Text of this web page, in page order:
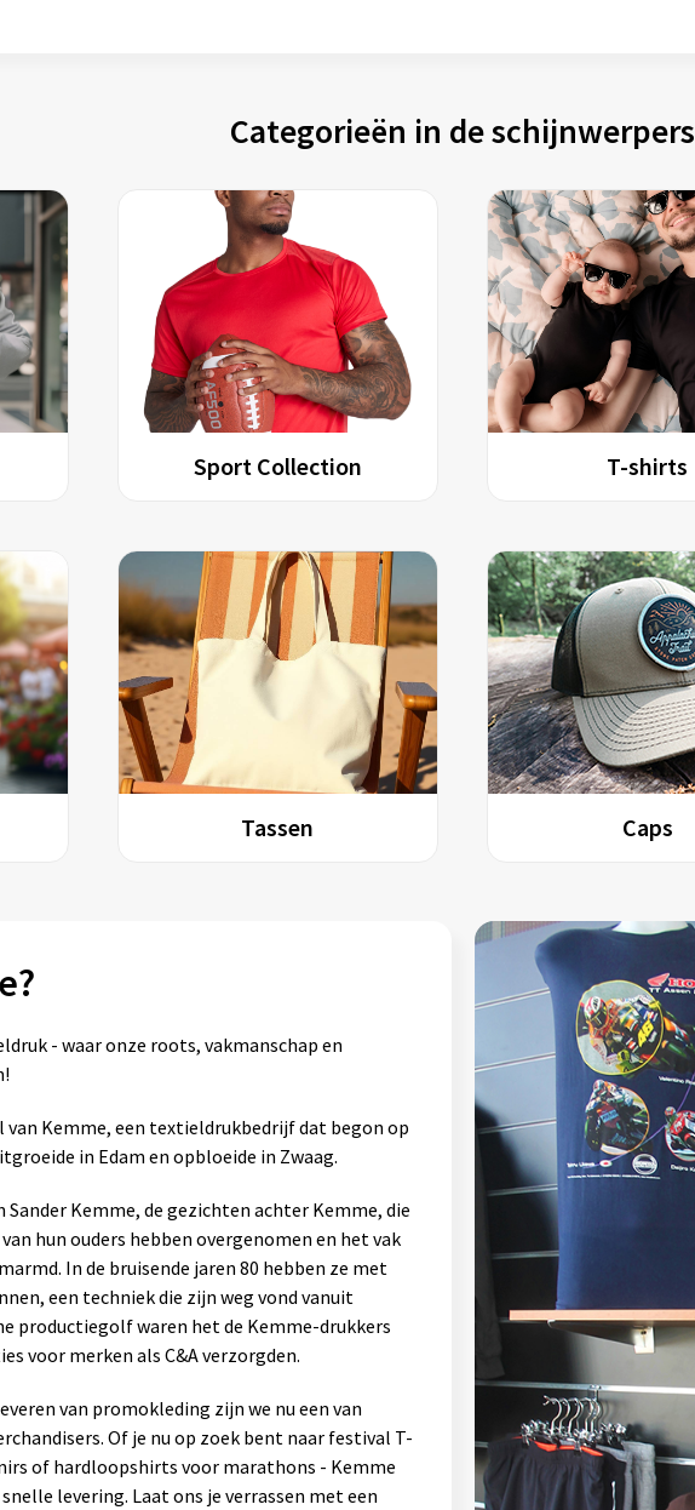
Categorieën in de schijnwerpers
Sport Collection T-shirts
Tassen Caps
- waar onze roots, vakmanschap en
van Kemme, een textieldrukbedrijf dat begon op
in Edam en opbloeide in Zwaag.
Sander Kemme, de gezichten achter Kemme, die
hun ouders hebben overgenomen en het vak
In de bruisende jaren 80 hebben ze met
een techniek die zijn weg vond vanuit
productiegolf waren het de Kemme-drukkers
voor merken als C&A verzorgden.
van promokleding zijn we nu een van
Of je nu op zoek bent naar festival T-
of hardloopshirts voor marathons - Kemme
levering. Laat ons je verrassen met een